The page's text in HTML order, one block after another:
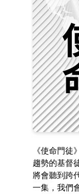
《使命門
趨勢的基督
將會聽到跨
一集，我們